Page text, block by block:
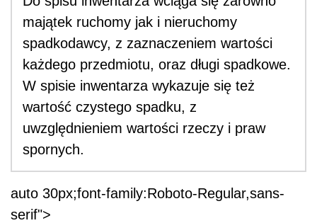
majątek ruchomy jak i nieruchomy
spadkodawcy, z zaznaczeniem wartości
każdego przedmiotu, oraz długi spadkowe.
W spisie inwentarza wykazuje się też
wartość czystego spadku, z
uwzględnieniem wartości rzeczy i praw
spornych.
auto 30px;font-family:Roboto-Regular,sans-
serif">